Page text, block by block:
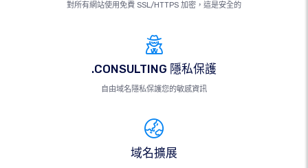
對所有網站使用免費 SSL/HTTPS 加密，這是安全的
.CONSULTING 隱私保護
自由域名隱私保護您的敏感資訊
域名擴展